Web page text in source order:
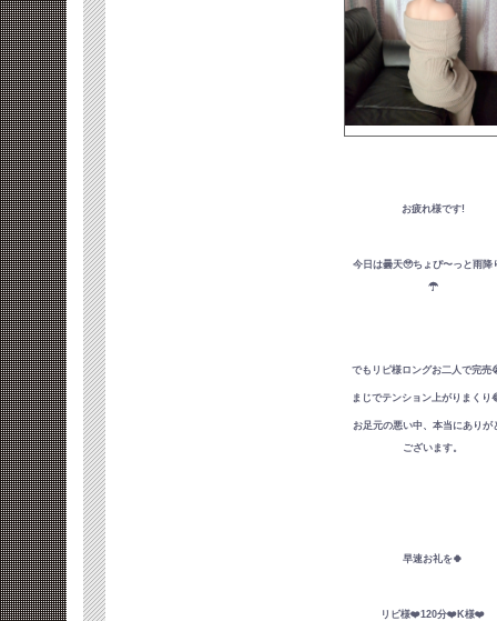
お疲れ様です!
今日は曇天🥹ちょぴ〜っと雨降
☂
でもリピ様ロングお二人で完売
まじでテンション上がりまく
お足元の悪い中、本当にありが
ございます。
早速お礼を🍀
リビ様❤️120分❤️K様❤️